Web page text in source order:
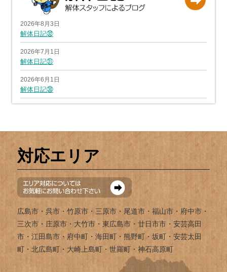
2026年8月3日
解体日記㉜
2026年7月1日
解体日記㉛
2026年6月1日
解体日記㉚
対応エリア
広島市・呉市・竹原市・三原市・尾道市・福山市・府中市・
三次市・庄原市・大竹市・東広島市・廿日市市・安芸高田
市・江田島市・府中町・海田町・熊野町・坂町・安芸太田
町・北広島町・大崎上島町・世羅町・神石高原町